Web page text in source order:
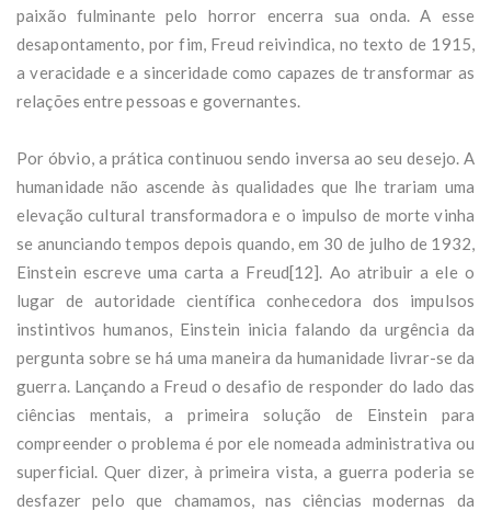
paixão fulminante pelo horror encerra sua onda. A esse
desapontamento, por fim, Freud reivindica, no texto de 1915,
a veracidade e a sinceridade como capazes de transformar as
relações entre pessoas e governantes.
Por óbvio, a prática continuou sendo inversa ao seu desejo. A
humanidade não ascende às qualidades que lhe trariam uma
elevação cultural transformadora e o impulso de morte vinha
se anunciando tempos depois quando, em 30 de julho de 1932,
Einstein escreve uma carta a Freud[12]. Ao atribuir a ele o
lugar de autoridade científica conhecedora dos impulsos
instintivos humanos, Einstein inicia falando da urgência da
pergunta sobre se há uma maneira da humanidade livrar-se da
guerra. Lançando a Freud o desafio de responder do lado das
ciências mentais, a primeira solução de Einstein para
compreender o problema é por ele nomeada administrativa ou
superficial. Quer dizer, à primeira vista, a guerra poderia se
desfazer pelo que chamamos, nas ciências modernas da